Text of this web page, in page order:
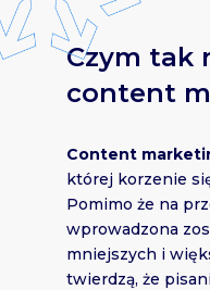
Czym tak
content
Content
której korzenie
Pomimo że na
wprowadzona
mniejszych i
twierdzą, że